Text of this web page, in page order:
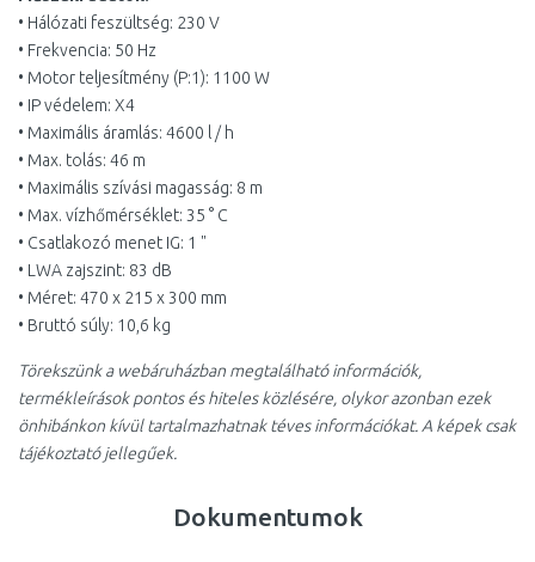
• Hálózati feszültség: 230 V
• Frekvencia: 50 Hz
• Motor teljesítmény (P:1): 1100 W
• IP védelem: X4
• Maximális áramlás: 4600 l / h
• Max. tolás: 46 m
• Maximális szívási magasság: 8 m
• Max. vízhőmérséklet: 35 ° C
• Csatlakozó menet IG: 1 "
• LWA zajszint: 83 dB
• Méret: 470 x 215 x 300 mm
• Bruttó súly: 10,6 kg
Törekszünk a webáruházban megtalálható információk,
termékleírások pontos és hiteles közlésére, olykor azonban ezek
önhibánkon kívül tartalmazhatnak téves információkat. A képek csak
tájékoztató jellegűek.
Dokumentumok